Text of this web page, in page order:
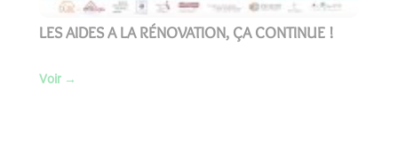
LES AIDES A LA RÉNOVATION, ÇA CONTINUE !
Voir →